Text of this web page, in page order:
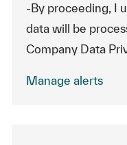
-By proceeding, I
data will be
Company Data
Manage alerts